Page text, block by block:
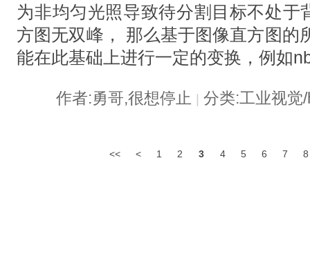
为非均匀光照导致待分割目标不处于
方图无双峰， 那么基于图像直方图的
能在此基础上进行一定的变换，例如
作者:勇哥,很想停止 | 分类:工业视
<< < 1 2 3 4 5 6 7 8